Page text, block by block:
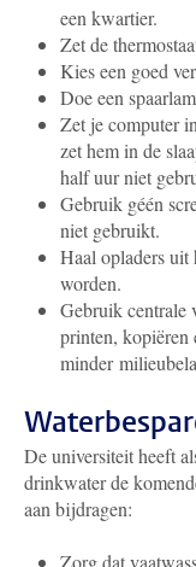
een kwartier.
Zet de
Kies een goed
Doe een
Zet je computer
zet hem in de
half uur niet
Gebruik géén
niet gebruikt.
Haal opladers uit
worden.
Gebruik centrale
printen, kopiëren
minder
De universiteit heeft
drinkwater de
aan bijdragen:
Zorg dat